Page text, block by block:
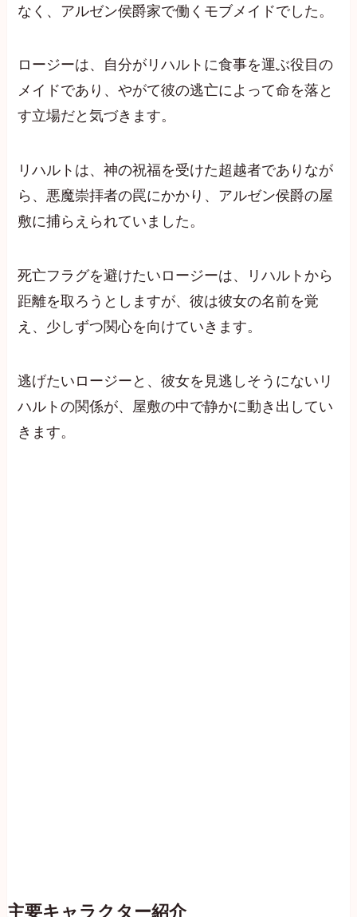
なく、アルゼン侯爵家で働くモブメイドでした。
ロージーは、自分がリハルトに食事を運ぶ役目の
メイドであり、やがて彼の逃亡によって命を落と
す立場だと気づきます。
リハルトは、神の祝福を受けた超越者でありなが
ら、悪魔崇拝者の罠にかかり、アルゼン侯爵の屋
敷に捕らえられていました。
死亡フラグを避けたいロージーは、リハルトから
距離を取ろうとしますが、彼は彼女の名前を覚
え、少しずつ関心を向けていきます。
逃げたいロージーと、彼女を見逃しそうにないリ
ハルトの関係が、屋敷の中で静かに動き出してい
きます。
主要キャラクター紹介